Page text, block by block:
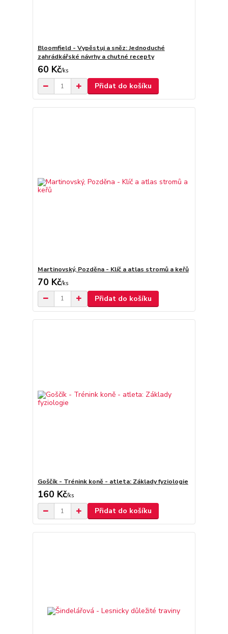
Bloomfield - Vypěstuj a sněz: Jednoduché
zahrádkářské návrhy a chutné recepty
60 Kč/ks
Přidat do košíku
Martinovský, Pozděna - Klíč a atlas stromů a keřů
70 Kč/ks
Přidat do košíku
Goščík - Trénink koně - atleta: Základy fyziologie
160 Kč/ks
Přidat do košíku